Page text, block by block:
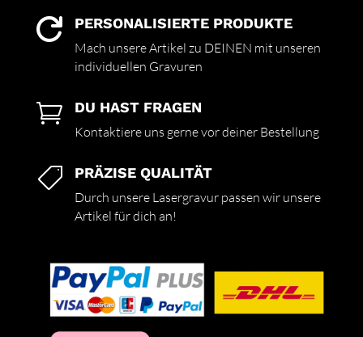
 PERSONALISIERTE PRODUKTE
Mach unsere Artikel zu DEINEN mit unseren
individuellen Gravuren
 DU HAST FRAGEN
Kontaktiere uns gerne vor deiner Bestellung
 PRÄZISE QUALITÄT
Durch unsere Lasergravur passen wir unsere
Artikel für dich an!